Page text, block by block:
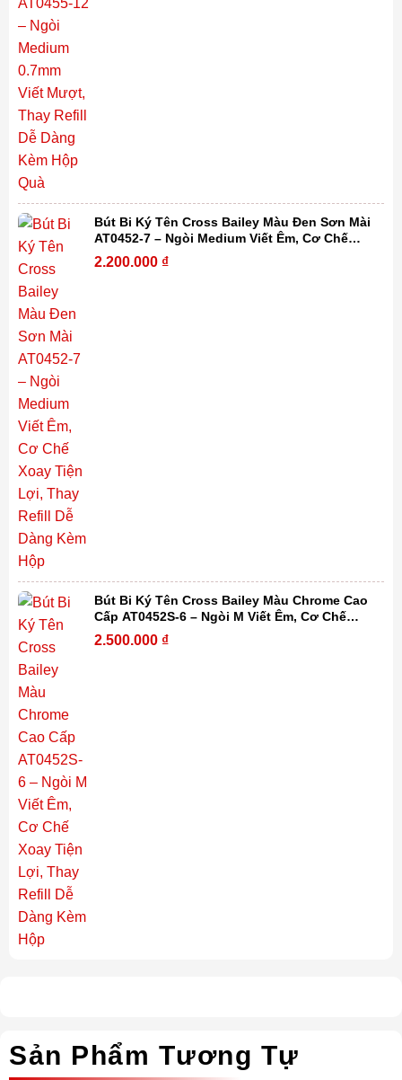
Bút Bi Ký Tên Cross Bailey Màu Đen Sơn Mài
AT0452-7 – Ngòi Medium Viết Êm, Cơ Chế
Xoay Tiện Lợi, Thay Refill Dễ Dàng Kèm Hộp
2.200.000 ₫
Bút Bi Ký Tên Cross Bailey Màu Chrome Cao
Cấp AT0452S-6 – Ngòi M Viết Êm, Cơ Chế
Xoay Tiện Lợi, Thay Refill Dễ Dàng Kèm Hộp
2.500.000 ₫
Sản Phẩm Tương Tự